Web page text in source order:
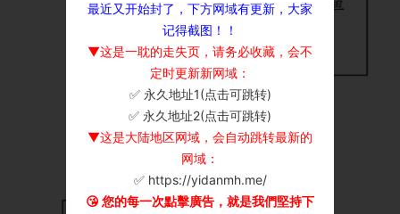
最近又开始封了，下方网域有更新，大家
记得截图！！
▼这是一耽的走失页，请务必收藏，会不
定时更新新网域：
✅ 永久地址1(点击可跳转)
✅ 永久地址2(点击可跳转)
▼这是大陆地区网域，会自动跳转最新的
网域：
✅ https://yidanmh.me/
😘 您的每一次點擊廣告，就是我們堅持下